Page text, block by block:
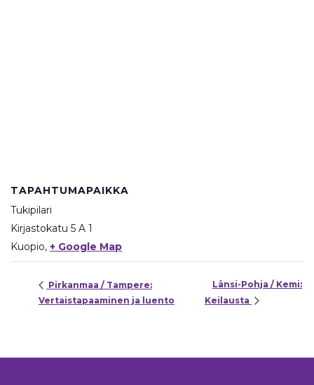
TAPAHTUMAPAIKKA
Tukipilari
Kirjastokatu 5 A 1
Kuopio, + Google Map
Pirkanmaa / Tampere:
Vertaistapaaminen ja luento
Länsi-Pohja / Kemi:
Keilausta